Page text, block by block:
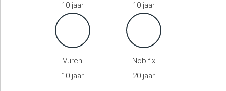
10 jaar
10 jaar
Vuren
10 jaar
Nobifix
20 jaar